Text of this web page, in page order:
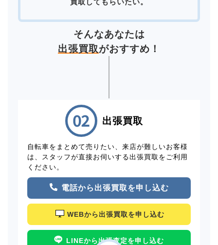
買取してもらいたい。
そんなあなたは
出張買取がおすすめ！
出張買取
自転車をまとめて売りたい、来店が難しいお客様
は、スタッフが直接お伺いする出張買取をご利用
ください。
電話から出張買取を申し込む
WEBから出張買取を申し込む
LINEから出張査定を申し込む